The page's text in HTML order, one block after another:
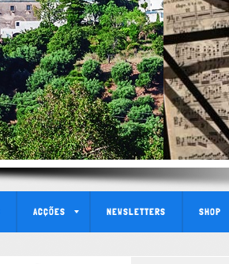
ACÇÕES NEWSLETTERS SHOP